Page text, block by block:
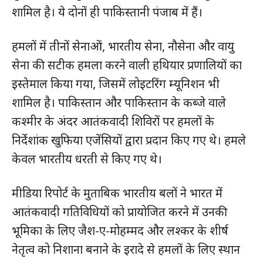
शामिल है। ये दोनों ही पाकिस्तानी पंजाब में हैं।
हमलों में तीनों सेनाओं, भारतीय सेना, नौसेना और वायु
सेना की सटीक हमला करने वाली हथियार प्रणालियों का
इस्तेमाल किया गया, जिसमें लोइटरिंग म्यूनिशन भी
शामिल है। पाकिस्तान और पाकिस्तान के कब्जे वाले
कश्मीर के अंदर आतंकवादी शिविरों पर हमलों के
निर्देशांक खुफिया एजेंसियों द्वारा प्रदान किए गए थे। हमले
केवल भारतीय धरती से किए गए थे।
मीडिया रिपोर्ट के मुताबिक भारतीय बलों ने भारत में
आतंकवादी गतिविधियों को प्रायोजित करने में उनकी
भूमिका के लिए जैश-ए-मोहम्मद और लश्कर के शीर्ष
नेतृत्व को निशाना बनाने के इरादे से हमलों के लिए स्थान